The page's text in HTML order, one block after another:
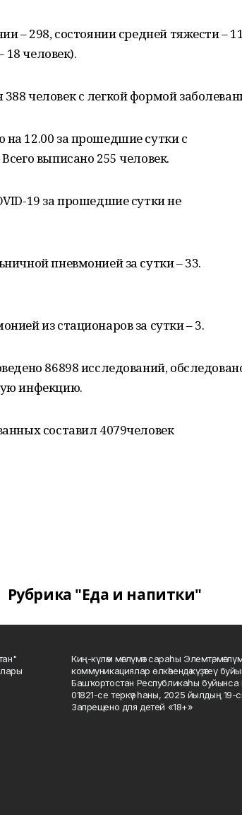
– 298, состоянии средней тяжести –
18 человек).
человек с легкой формой
12.00 за прошедшие сутки с
выписано 255 человек.
19 за прошедшие сутки не
пневмонией за сутки – 33.
из стационаров за сутки – 3.
86898 исследований,
инфекцию.
составил 4079человек
Рубрика "Еда и напитки"
Киң-күләм мәғлүмәт сараһы Элемтә,
коммуникациялар өлкәһендә күҙәтеү
Башҡортостан Республикаһы буйынса
01821-се теркәү һаны, 2025 йылдың
Запрещено для детей «18+»